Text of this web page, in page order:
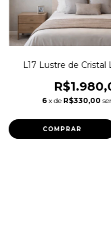
L17 Lustre de Cristal
6 x de R$330,00